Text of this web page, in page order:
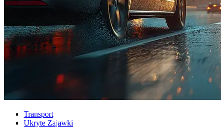
Transport
Ukryte Zajawki